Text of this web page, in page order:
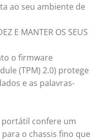
ao seu ambiente de
E MANTER OS SEUS
o firmware
(TPM) 2.0) protege
e as palavras-
confere um
o chassis fino que